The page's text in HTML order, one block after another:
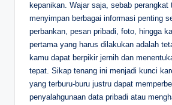
kepanikan. Wajar saja, sebab perangkat
menyimpan berbagai informasi penting
perbankan, pesan pribadi, foto, hingga
pertama yang harus dilakukan adalah
kamu dapat berpikir jernih dan
tepat. Sikap tenang ini menjadi kunci
yang terburu-buru justru dapat
penyalahgunaan data pribadi atau